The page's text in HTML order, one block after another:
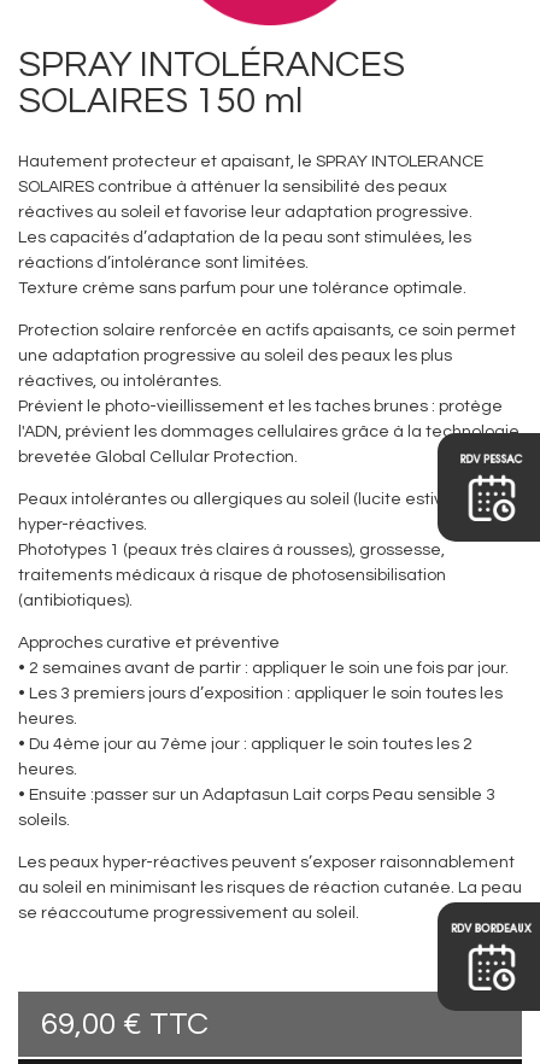
SPRAY INTOLÉRANCES
SOLAIRES 150 ml
Hautement protecteur et apaisant, le SPRAY INTOLERANCE
SOLAIRES contribue à atténuer la sensibilité des peaux
réactives au soleil et favorise leur adaptation progressive.
Les capacités d’adaptation de la peau sont stimulées, les
réactions d’intolérance sont limitées.
Texture crème sans parfum pour une tolérance optimale.
Protection solaire renforcée en actifs apaisants, ce soin permet
une adaptation progressive au soleil des peaux les plus
réactives, ou intolérantes.
Prévient le photo-vieillissement et les taches brunes : protège
l'ADN, prévient les dommages cellulaires grâce à la technologie
brevetée Global Cellular Protection.
Peaux intolérantes ou allergiques au soleil (lucite estivale),
hyper-réactives.
Phototypes 1 (peaux très claires à rousses), grossesse,
traitements médicaux à risque de photosensibilisation
(antibiotiques).
Approches curative et préventive
• 2 semaines avant de partir : appliquer le soin une fois par jour.
• Les 3 premiers jours d’exposition : appliquer le soin toutes les
heures.
• Du 4ème jour au 7ème jour : appliquer le soin toutes les 2
heures.
• Ensuite :passer sur un Adaptasun Lait corps Peau sensible 3
soleils.
Les peaux hyper-réactives peuvent s’exposer raisonnablement
au soleil en minimisant les risques de réaction cutanée. La peau
se réaccoutume progressivement au soleil.
69,00 € TTC